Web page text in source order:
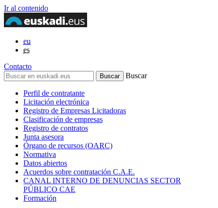
Ir al contenido
eu
es
Contacto
Buscar
Perfil de contratante
Licitación electrónica
Registro de Empresas Licitadoras
Clasificación de empresas
Registro de contratos
Junta asesora
Órgano de recursos (OARC)
Normativa
Datos abiertos
Acuerdos sobre contratación C.A.E.
CANAL INTERNO DE DENUNCIAS SECTOR
PÚBLICO CAE
Formación